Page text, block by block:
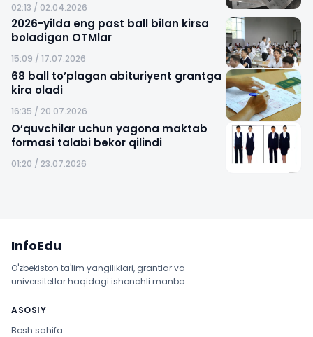
02:13 / 02.04.2026
2026-yilda eng past ball bilan kirsa
boladigan OTMlar
15:09 / 17.07.2026
68 ball to’plagan abituriyent grantga
kira oladi
16:35 / 20.07.2026
O’quvchilar uchun yagona maktab
formasi talabi bekor qilindi
01:20 / 23.07.2026
InfoEdu
O'zbekiston ta'lim yangiliklari, grantlar va
universitetlar haqidagi ishonchli manba.
ASOSIY
Bosh sahifa